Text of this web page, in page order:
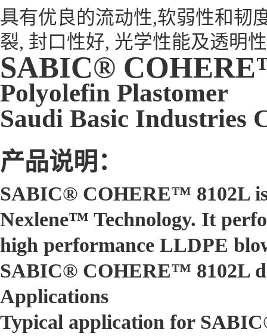
具有优良的流动性,软弱性和韧
裂, 封口性好, 光学性能及透明
SABIC®
Polyolefin Plastomer
Saudi Basic Industries
产品说明：
SABIC® COHERE™ 8102L is
Nexlene™ Technology. It
high performance LLDPE
SABIC® COHERE™ 8102L
Applications
Typical application for